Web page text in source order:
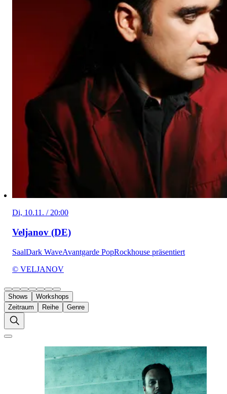
Di, 10.11. / 20:00
Veljanov (DE)
SaalDark WaveAvantgarde PopRockhouse präsentiert
© VELJANOV
Shows
Workshops
Zeitraum
Reihe Genre